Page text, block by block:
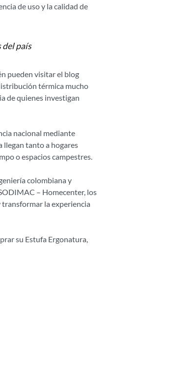
de uso y la calidad de
del país
pueden visitar el blog
térmica mucho
de quienes investigan
nacional mediante
llegan tanto a hogares
o espacios campestres.
colombiana y
– Homecenter, los
la experiencia
su Estufa Ergonatura,